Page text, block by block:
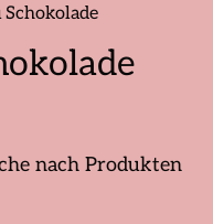
nach Produkten